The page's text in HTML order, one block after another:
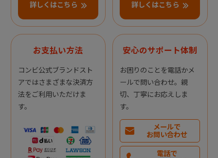
詳しくはこちら 詳しくはこちら
お支払い方法
コンビ公式ブランドスト
アではさまざまな決済方
法をご利用いただけま
す。
安心のサポート体制
お困りのことを電話かメ
ールで問い合わせ。親
切、丁寧にお応えしま
す。
メールで
お問い合わせ
電話で